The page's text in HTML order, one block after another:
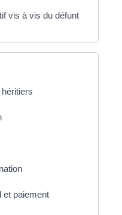
vis à vis du défunt
et paiement